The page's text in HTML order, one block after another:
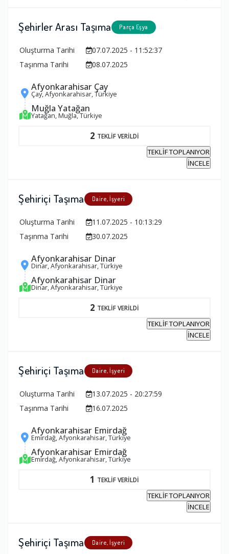
Şehirler Arası Taşıma Parça Eşya
Oluşturma Tarihi
07.07.2025 - 11:52:37
Taşınma Tarihi
08.07.2025
Afyonkarahisar Çay
Çay, Afyonkarahisar, Türkiye
Muğla Yatağan
Yatağan, Muğla, Türkiye
2 TEKLİF VERİLDİ
TEKLİF TOPLANIYOR
İNCELE
Şehiriçi Taşıma Daire, İşyeri
Oluşturma Tarihi
11.07.2025 - 10:13:29
Taşınma Tarihi
30.07.2025
Afyonkarahisar Dinar
Dinar, Afyonkarahisar, Türkiye
Afyonkarahisar Dinar
Dinar, Afyonkarahisar, Türkiye
2 TEKLİF VERİLDİ
TEKLİF TOPLANIYOR
İNCELE
Şehiriçi Taşıma Daire, İşyeri
Oluşturma Tarihi
13.07.2025 - 20:27:59
Taşınma Tarihi
16.07.2025
Afyonkarahisar Emirdağ
Emirdağ, Afyonkarahisar, Türkiye
Afyonkarahisar Emirdağ
Emirdağ, Afyonkarahisar, Türkiye
1 TEKLİF VERİLDİ
TEKLİF TOPLANIYOR
İNCELE
Şehiriçi Taşıma Daire, İşyeri